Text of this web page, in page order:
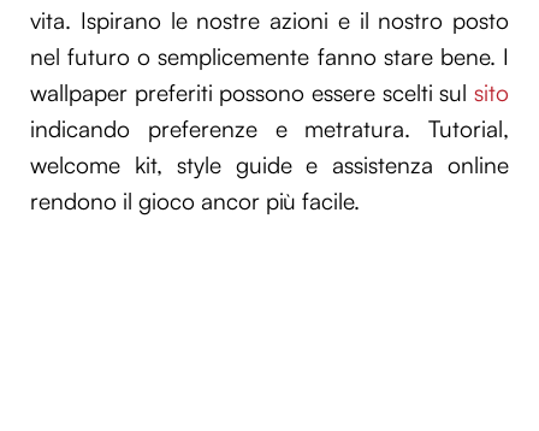
vita. Ispirano le nostre azioni e il nostro posto
nel futuro o semplicemente fanno stare bene. I
wallpaper preferiti possono essere scelti sul sito
indicando preferenze e metratura. Tutorial,
welcome kit, style guide e assistenza online
rendono il gioco ancor più facile.